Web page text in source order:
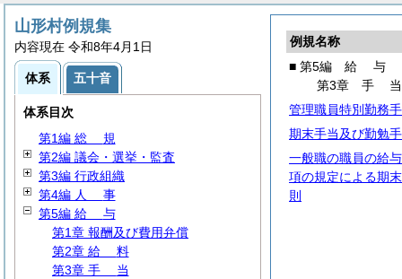
例規名称
■ 第5編 給 与
第3章 手 当
管理職員特別勤務
期末手当及び勤勉
一般職の職員の給
項の規定による期
則
山形村例規集
内容現在 令和8年4月1日
体系 五十音
体系目次
第1編 総 規
第2編 議会・選挙・監査
第3編 行政組織
第4編 人 事
第5編 給 与
第1章 報酬及び費用弁償
第2章 給 料
第3章 手 当